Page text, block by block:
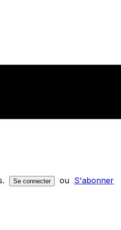
Se connecter ou S'abonner